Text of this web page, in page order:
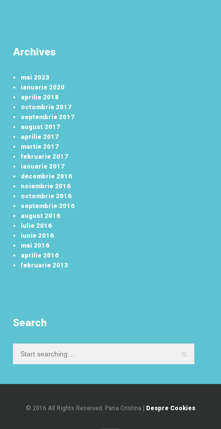
Archives
mai 2023
ianuarie 2020
aprilie 2018
octombrie 2017
septembrie 2017
august 2017
aprilie 2017
martie 2017
februarie 2017
ianuarie 2017
decembrie 2016
noiembrie 2016
octombrie 2016
septembrie 2016
august 2016
iulie 2016
iunie 2016
mai 2016
aprilie 2016
februarie 2013
Search
© 2016 All Rights Reserved. Pana Cristina | Despre Cookies